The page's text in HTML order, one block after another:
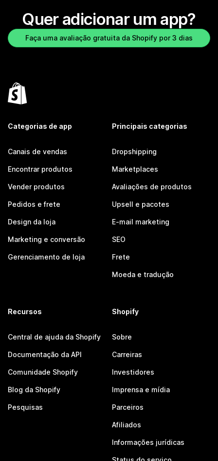
Quer adicionar um app?
Faça uma avaliação gratuita da Shopify por 3 dias
Categorias de app
Canais de vendas
Encontrar produtos
Vender produtos
Pedidos e frete
Design da loja
Marketing e conversão
Gerenciamento de loja
Principais categorias
Dropshipping
Marketplaces
Avaliações de produtos
Upsell e pacotes
E-mail marketing
SEO
Frete
Moeda e tradução
Recursos
Central de ajuda da Shopify
Documentação da API
Comunidade Shopify
Blog da Shopify
Pesquisas
Shopify
Sobre
Carreiras
Investidores
Imprensa e mídia
Parceiros
Afiliados
Informações jurídicas